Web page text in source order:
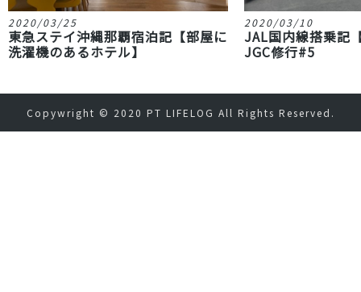
2020/03/25
東急ステイ沖縄那覇宿泊記【部屋に
洗濯機のあるホテル】
2020/03/10
JAL国内線搭乗記
JGC修行#5
Copywright © 2020 PT LIFELOG All Rights Reserved.